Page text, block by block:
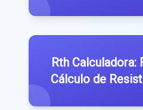
Rth Calculadora:
Cálculo de